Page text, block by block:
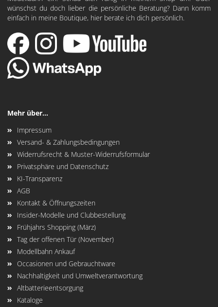
wünschst du doch lieber die persönliche Beratung? Dann komm
einfach in meine Boutique, hier berate ich dich persönlich.
Mehr über...
Impressum
Versand- & Zahlungsbedingungen
Widerrufsrecht & Muster-Widerrufsformular
Privatsphäre und Datenschutz
KI-Transparenz
AGB
Kontakt & Öffnungszeiten
Insider-Modelle und Clubbestellung
Frühjahrs Shopping (März)
Tag der offenen Tür (November)
Modellbahn Ankauf
Occasionen und Gebrauchtware
Nachhaltigkeit und Umweltverantwortung
Altbatterieentsorgung
Kataloge